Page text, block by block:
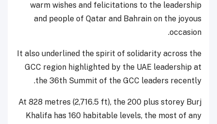
warm wishes and felicitations to the leadership
and people of Qatar and Bahrain on the joyous
occasion.
It also underlined the spirit of solidarity across the
GCC region highlighted by the UAE leadership at
the 36th Summit of the GCC leaders recently.
At 828 metres (2,716.5 ft), the 200 plus storey Burj
Khalifa has 160 habitable levels, the most of any